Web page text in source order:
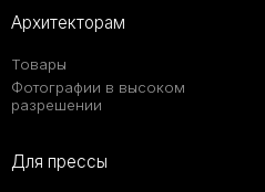
Архитекторам
Товары
Фотографии в высоком
разрешении
Для прессы